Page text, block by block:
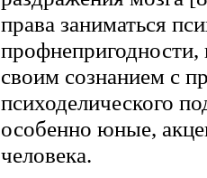
права заниматься
профнепригодности,
своим сознанием с
психоделического
особенно юные,
человека.